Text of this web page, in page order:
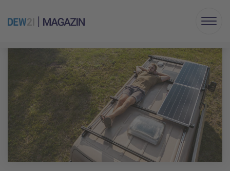
Menu